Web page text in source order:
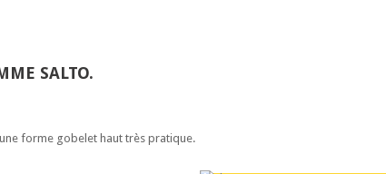
SALTO.
forme gobelet haut très pratique.